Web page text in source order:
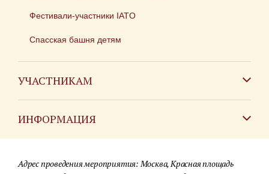
Фестивали-участники IATO
Спасская башня детям
УЧАСТНИКАМ
ИНФОРМАЦИЯ
Для СМИ
Адрес проведения мероприятия: Москва, Красная площадь